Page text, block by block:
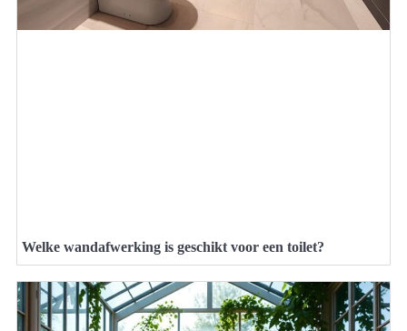
Welke wandafwerking is geschikt voor een toilet?